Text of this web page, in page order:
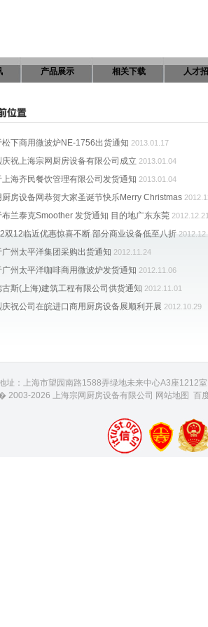
产品展示 相关下载 人才
松下商用微波炉NE-1756出货通知 2013.01.17
庆祝上海宗网厨房设备有限公司成立 2013.01.04
上海齐民餐饮管理有限公司发货通知 2013.01.04
厨房设备网恭贺大家圣诞节快乐Merry Christmas
布兰泰克Smoother 发货通知 目的地广东东莞 2012.12.21
双12临近优惠惊喜不断 部分商业设备低至八折
广州太平洋集团采购出货通知 2012.11.24
广州太平洋咖啡商用微波炉发货通知 2012.11.06
古斯(上海)建筑工程有限公司供货通知 2012.11.01
庆祝公司在皖进口商用厨房设备展顺利开展 2012.10.29
址：上海市望园南路1588弄绿地未来中心A3座
2003-2026 上海宗网厨房设备有限公司 网站地图 百